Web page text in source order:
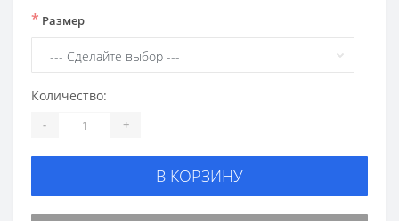
* Размер
Количество:
- +
В КОРЗИНУ